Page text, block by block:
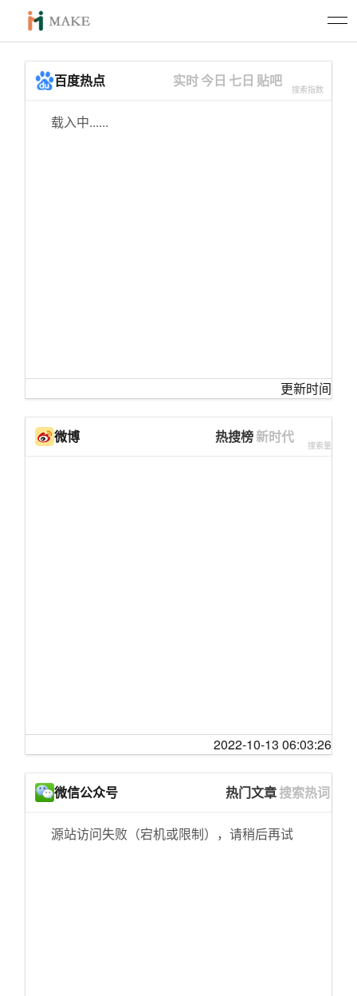
百度热点 实时今日 七日 贴吧 搜索指数
载入中......
更新时间
微博 热搜榜新时代 搜索量
2022-10-13 06:03:26
微信公众号 热门文章搜索热词
源站访问失败（宕机或限制），请稍后再试